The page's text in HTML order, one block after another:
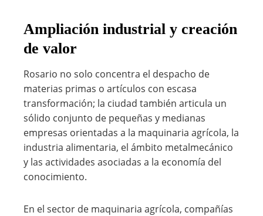
Ampliación industrial y creación
de valor
Rosario no solo concentra el despacho de
materias primas o artículos con escasa
transformación; la ciudad también articula un
sólido conjunto de pequeñas y medianas
empresas orientadas a la maquinaria agrícola, la
industria alimentaria, el ámbito metalmecánico
y las actividades asociadas a la economía del
conocimiento.
En el sector de maquinaria agrícola, compañías